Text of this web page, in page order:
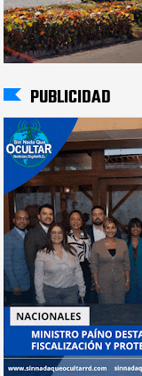
PUBLICIDAD